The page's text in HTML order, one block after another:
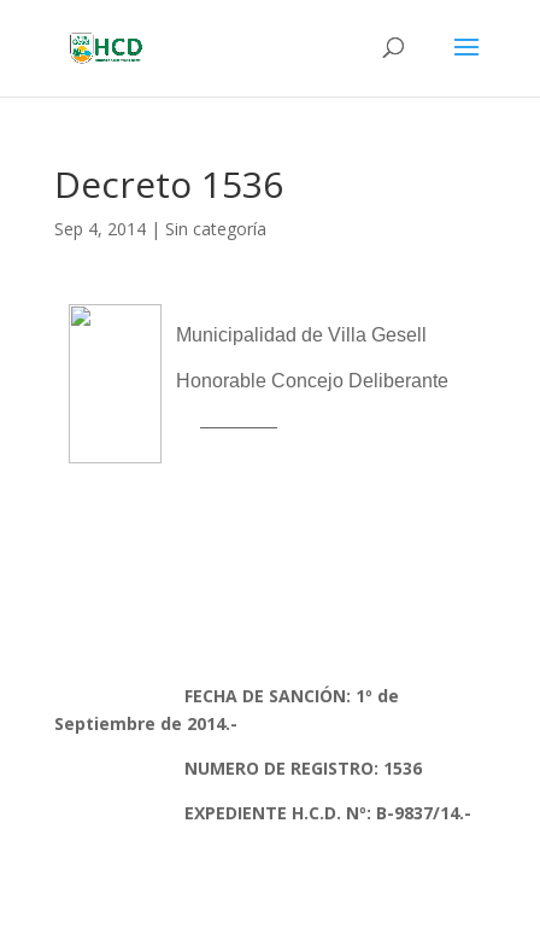
Decreto 1536
Sep 4, 2014| Sin categoría
Municipalidad de Villa Gesell
Honorable Concejo Deliberante
————
FECHA DE SANCIÓN: 1º de
Septiembre de 2014.-
NUMERO DE REGISTRO: 1536
EXPEDIENTE H.C.D. Nº: B-9837/14.-